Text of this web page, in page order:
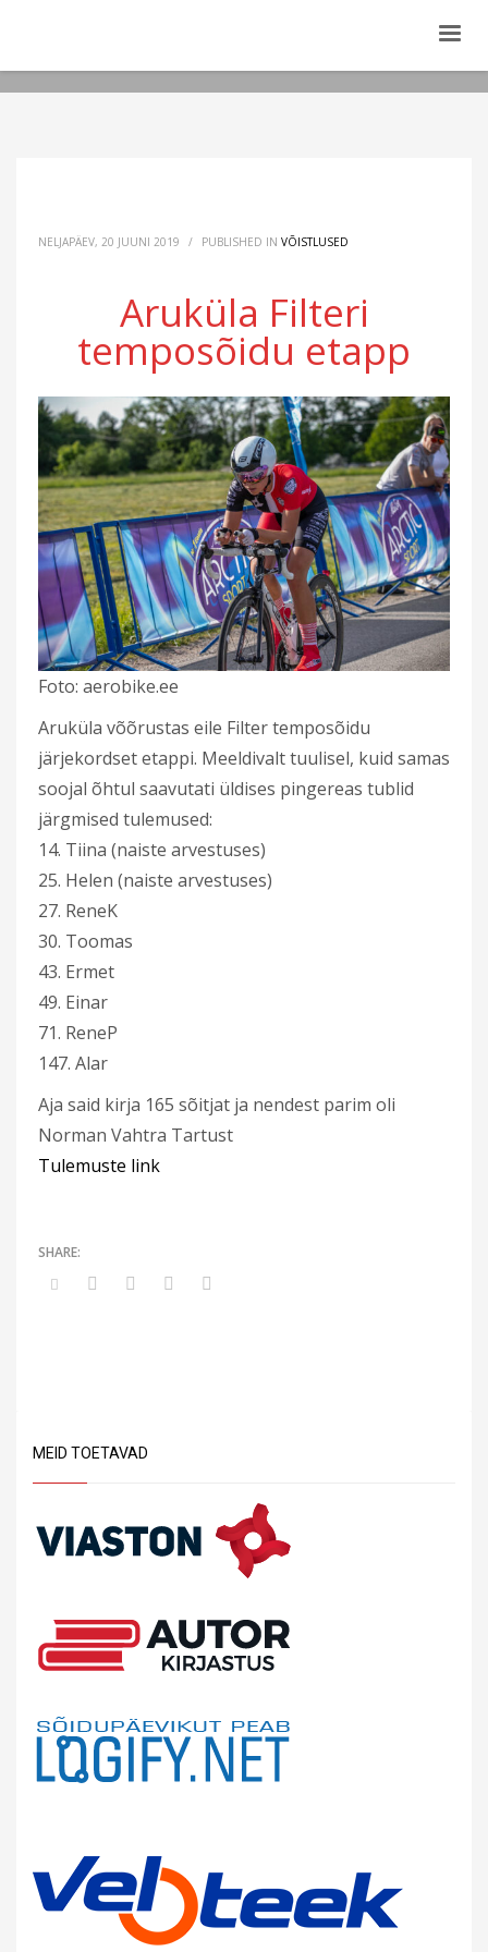
NELJAPÄEV, 20 JUUNI 2019 / PUBLISHED IN VÕISTLUSED
Aruküla Filteri
temposõidu etapp
Foto: aerobike.ee
Aruküla võõrustas eile Filter temposõidu
järjekordset etappi. Meeldivalt tuulisel, kuid samas
soojal õhtul saavutati üldises pingereas tublid
järgmised tulemused:
14. Tiina (naiste arvestuses)
25. Helen (naiste arvestuses)
27. ReneK
30. Toomas
43. Ermet
49. Einar
71. ReneP
147. Alar
Aja said kirja 165 sõitjat ja nendest parim oli
Norman Vahtra Tartust
Tulemuste link
MEID TOETAVAD